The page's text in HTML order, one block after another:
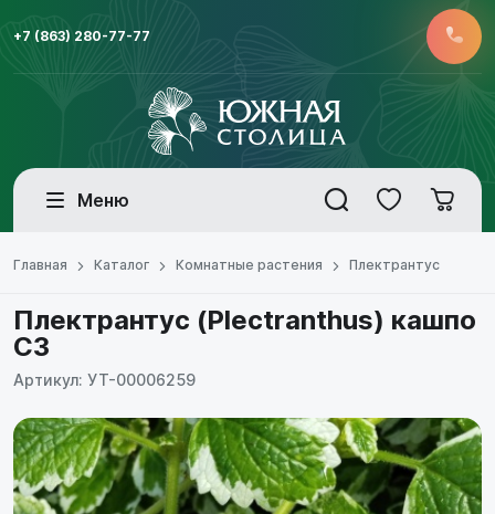
+7 (863) 280-77-77
Меню
Главная Каталог Комнатные растения Плектрантус
Плектрантус (Plectranthus) кашпо
С3
Артикул: УТ-00006259